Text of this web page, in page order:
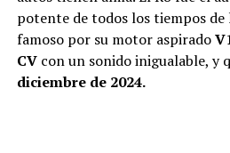
potente de todos los tiempos de
famoso por su motor aspirado
CVcon un sonido inigualable, y
diciembre de 2024.